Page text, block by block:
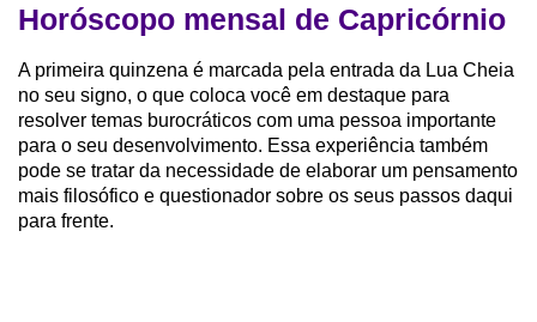
Horóscopo mensal de Capricórnio
A primeira quinzena é marcada pela entrada da Lua Cheia
no seu signo, o que coloca você em destaque para
resolver temas burocráticos com uma pessoa importante
para o seu desenvolvimento. Essa experiência também
pode se tratar da necessidade de elaborar um pensamento
mais filosófico e questionador sobre os seus passos daqui
para frente.